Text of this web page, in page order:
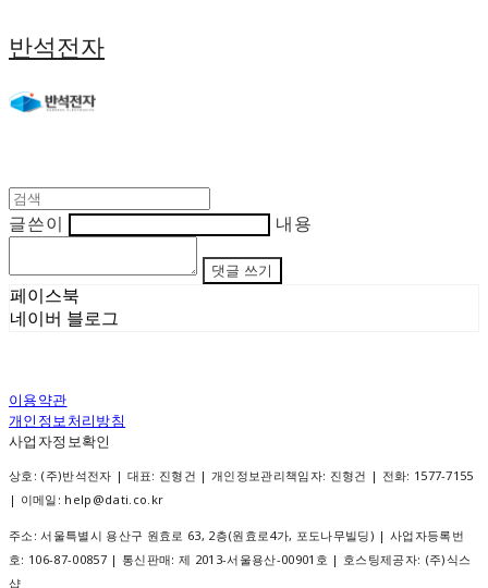
반석전자
글쓴이 내용
댓글 쓰기
페이스북
네이버 블로그
이용약관
개인정보처리방침
사업자정보확인
상호: (주)반석전자 | 대표: 진형건 | 개인정보관리책임자: 진형건 | 전화: 1577-7155
| 이메일: help@dati.co.kr
주소: 서울특별시 용산구 원효로 63, 2층(원효로4가, 포도나무빌딩) | 사업자등록번
호: 106-87-00857| 통신판매: 제 2013-서울용산-00901호 | 호스팅제공자: (주)식스
샵